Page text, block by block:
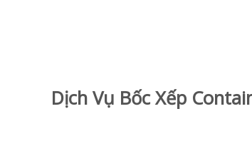
Dịch Vụ Bốc Xếp